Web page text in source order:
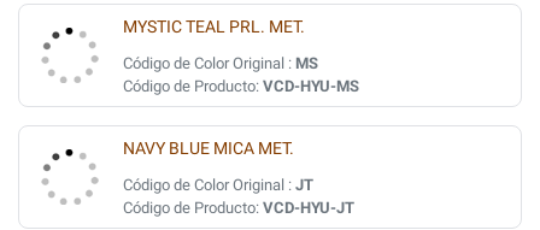
MYSTIC TEAL PRL. MET.
Código de Color Original : MS
Código de Producto: VCD-HYU-MS
NAVY BLUE MICA MET.
Código de Color Original : JT
Código de Producto: VCD-HYU-JT